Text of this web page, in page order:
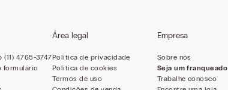
(11) 4765-3747
formulário
Área legal
Política de privacidade
Política de cookies
Termos de uso
Empresa
Sobre nós
Seja um franqueado
Trabalhe conosco